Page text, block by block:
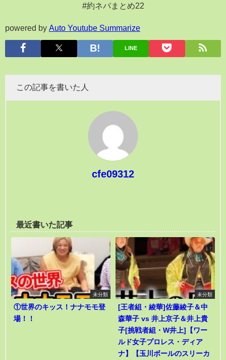
#約ネバまとめ22
powered by Auto Youtube Summarize
LINE
この記事を書いた人
cfe09312
最近書いた記事
未分類
①世界のキッス！ナナモモ登
場！！
未分類
[王者組・綾華]佐藤綾子＆中
森華子 vs 井上京子＆井上貴
子[挑戦者組・W井上]【ワー
ルド女子プロレス・ディア
ナ】【玉川ボールのスリーカ